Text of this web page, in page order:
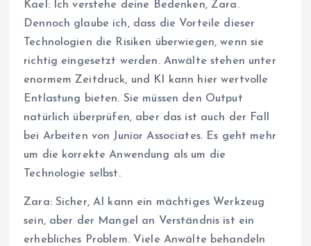
Kael: Ich verstehe deine Bedenken, Zara.
Dennoch glaube ich, dass die Vorteile dieser
Technologien die Risiken überwiegen, wenn sie
richtig eingesetzt werden. Anwälte stehen unter
enormem Zeitdruck, und KI kann hier wertvolle
Entlastung bieten. Sie müssen den Output
natürlich überprüfen, aber das ist auch der Fall
bei Arbeiten von Junior Associates. Es geht mehr
um die korrekte Anwendung als um die
Technologie selbst.
Zara: Sicher, AI kann ein mächtiges Werkzeug
sein, aber der Mangel an Verständnis ist ein
erhebliches Problem. Viele Anwälte behandeln